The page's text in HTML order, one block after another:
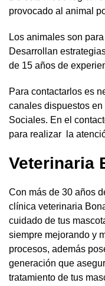
provocado al animal
Los animales son
Desarrollan
de 15 años de
Para contactarlos es
canales dispuestos
Sociales. En el
para realizar la
Veterinaria
Con más de 30 años
clínica veterinaria
cuidado de tus
siempre mejorando y
procesos, además
generación que
tratamiento de tus